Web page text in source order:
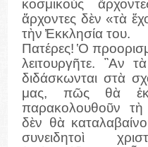
κοσμικοὺς
ἄρχοντες δὲν «τὰ
τὴν ̓Εκκλησία του.
Πατέρες! ̔Ο
λειτουργῆτε. ῍Αν
διδάσκωνται στὰ
μας, πῶς θὰ
παρακολουθοῦν τὴ
δὲν θὰ
συνειδητοὶ